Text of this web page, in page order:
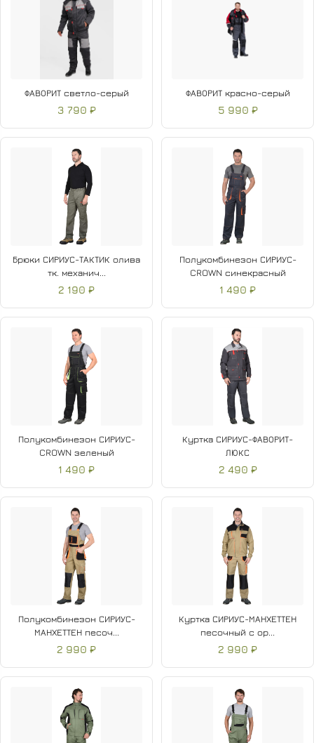
ФАВОРИТ светло-серый
3 790 ₽
ФАВОРИТ красно-серый
5 990 ₽
Брюки СИРИУС-ТАКТИК олива
тк. механич...
2 190 ₽
Полукомбинезон СИРИУС-
CROWN синекрасный
1 490 ₽
Полукомбинезон СИРИУС-
CROWN зеленый
1 490 ₽
Куртка СИРИУС-ФАВОРИТ-
ЛЮКС
2 490 ₽
Полукомбинезон СИРИУС-
МАНХЕТТЕН песоч...
2 990 ₽
Куртка СИРИУС-МАНХЕТТЕН
песочный с ор...
2 990 ₽